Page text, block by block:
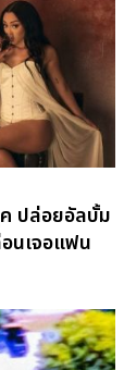
ปล่อยอัลบั้ม
นเจอแฟน